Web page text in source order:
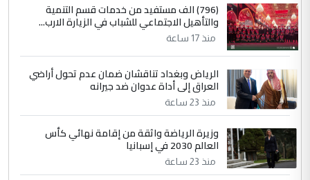
(796) الف مستفيد من خدمات قسم التنمية
والتأهيل الاجتماعي للشباب في الزيارة الارب...
منذ 17 ساعة
الرياض وبغداد تناقشان ضمان عدم تحول أراضي
العراق إلى أداة عدوان ضد جيرانه
منذ 23 ساعة
وزيرة الرياضة واثقة من إقامة نهائي كأس
العالم 2030 في إسبانيا
منذ 23 ساعة